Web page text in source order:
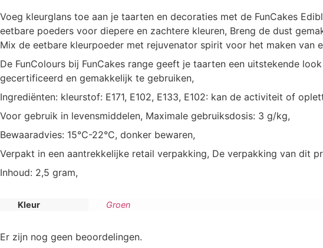
Green
aantal
Voeg kleurglans toe aan je taarten en decoraties met de FunCakes
eetbare poeders voor diepere en zachtere kleuren, Breng de dust
Mix de eetbare kleurpoeder met rejuvenator spirit voor het maken van
De FunColours bij FunCakes range geeft je taarten een uitstekende
gecertificeerd en gemakkelijk te gebruiken,
Ingrediënten: kleurstof: E171, E102, E133, E102: kan de activiteit of
Voor gebruik in levensmiddelen, Maximale gebruiksdosis: 3 g/kg,
Bewaaradvies: 15°C-22°C, donker bewaren,
Verpakt in een aantrekkelijke retail verpakking, De verpakking van dit
Inhoud: 2,5 gram,
Kleur Groen
Er zijn nog geen beoordelingen.